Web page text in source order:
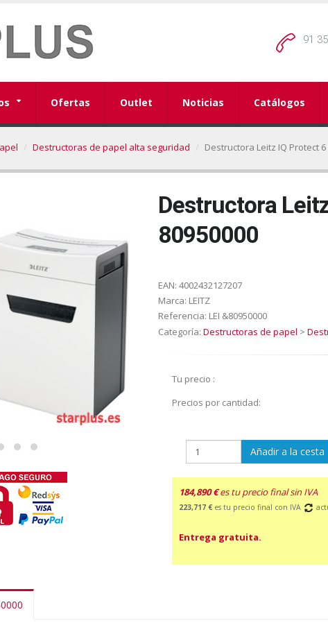
91
Ofertas Outlet Noticias Catálogos
Destructoras de papel alta seguridad Destructora Leitz IQ Protect
Destructora
80950000
EAN: 4002432127207
Marca: LEITZ
Referencia: LEI &80950000
Categoría: Destructoras de papel >
Tu precio :
Precios por cantidad:
Añadir a la cesta
184,890 € es tu precio final sin IVA
223,717 € es tu precio final con IVA
Entrega gratuita.